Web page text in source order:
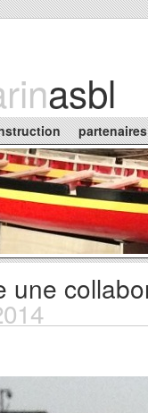
asbl
partenaires
une